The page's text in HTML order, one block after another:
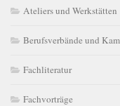
Ateliers und Werkstätten
Berufsverbände und
Fachliteratur
Fachvorträge